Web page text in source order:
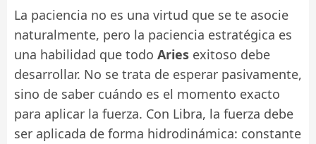
La paciencia no es una virtud que se te asocie
naturalmente, pero la paciencia estratégica es
una habilidad que todo Aries exitoso debe
desarrollar. No se trata de esperar pasivamente,
sino de saber cuándo es el momento exacto
para aplicar la fuerza. Con Libra, la fuerza debe
ser aplicada de forma hidrodinámica: constante